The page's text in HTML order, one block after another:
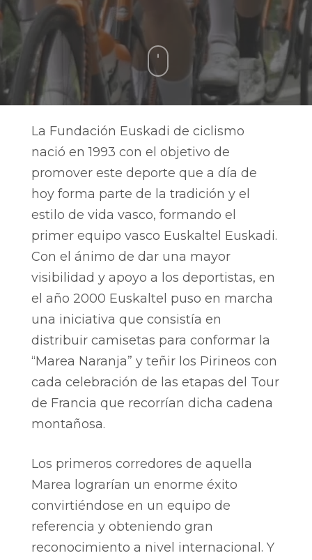
La Fundación Euskadi de ciclismo
nació en 1993 con el objetivo de
promover este deporte que a día de
hoy forma parte de la tradición y el
estilo de vida vasco, formando el
primer equipo vasco Euskaltel Euskadi.
Con el ánimo de dar una mayor
visibilidad y apoyo a los deportistas, en
el año 2000 Euskaltel puso en marcha
una iniciativa que consistía en
distribuir camisetas para conformar la
“Marea Naranja” y teñir los Pirineos con
cada celebración de las etapas del Tour
de Francia que recorrían dicha cadena
montañosa.
Los primeros corredores de aquella
Marea lograrían un enorme éxito
convirtiéndose en un equipo de
referencia y obteniendo gran
reconocimiento a nivel internacional. Y